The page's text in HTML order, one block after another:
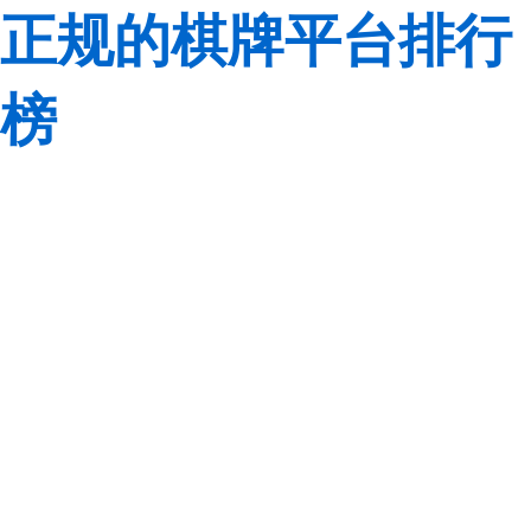
正规的棋牌平台排行
榜